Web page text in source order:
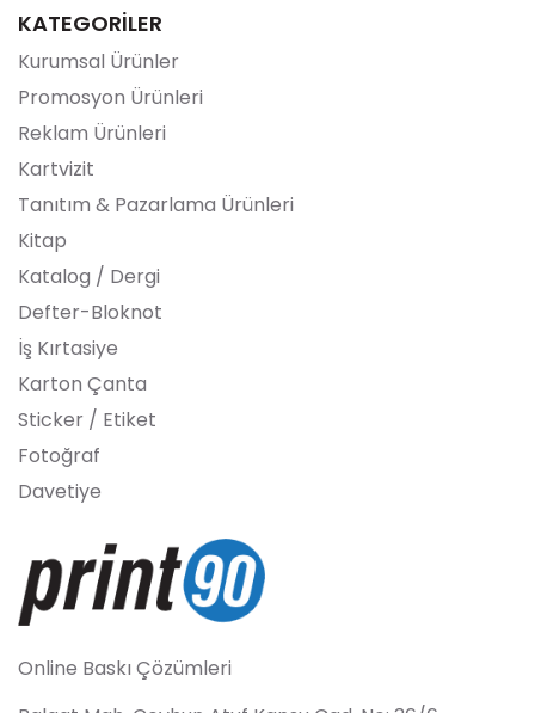
KATEGORİLER
Kurumsal Ürünler
Promosyon Ürünleri
Reklam Ürünleri
Kartvizit
Tanıtım & Pazarlama Ürünleri
Kitap
Katalog / Dergi
Defter-Bloknot
İş Kırtasiye
Karton Çanta
Sticker / Etiket
Fotoğraf
Davetiye
Online Baskı Çözümleri